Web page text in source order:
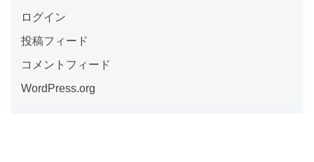
ログイン
投稿フィード
コメントフィード
WordPress.org